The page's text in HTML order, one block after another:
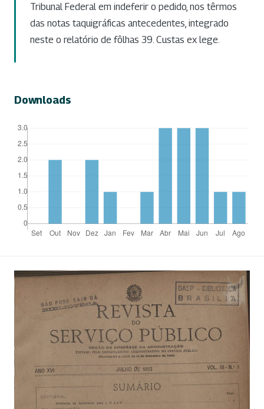
Tribunal Federal em indeferir o pedido, nos têrmos
das notas taquigráficas antecedentes, integrado
neste o relatório de fôlhas 39. Custas ex lege.
Downloads